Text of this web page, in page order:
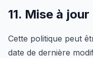
11. Mise à jour
Cette politique peut
date de dernière